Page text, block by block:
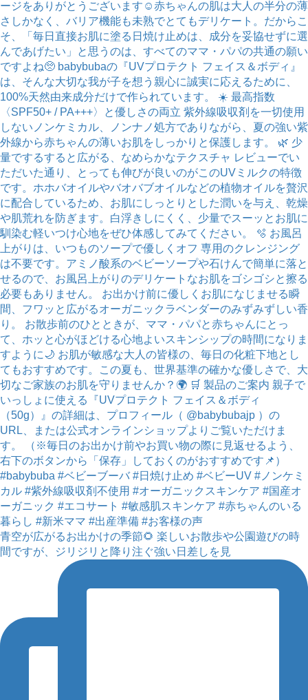
青空が広がるお出かけの季節🌻 楽しいお散歩や公園遊びの時
間ですが、ジリジリと降り注ぐ強い日差しを見